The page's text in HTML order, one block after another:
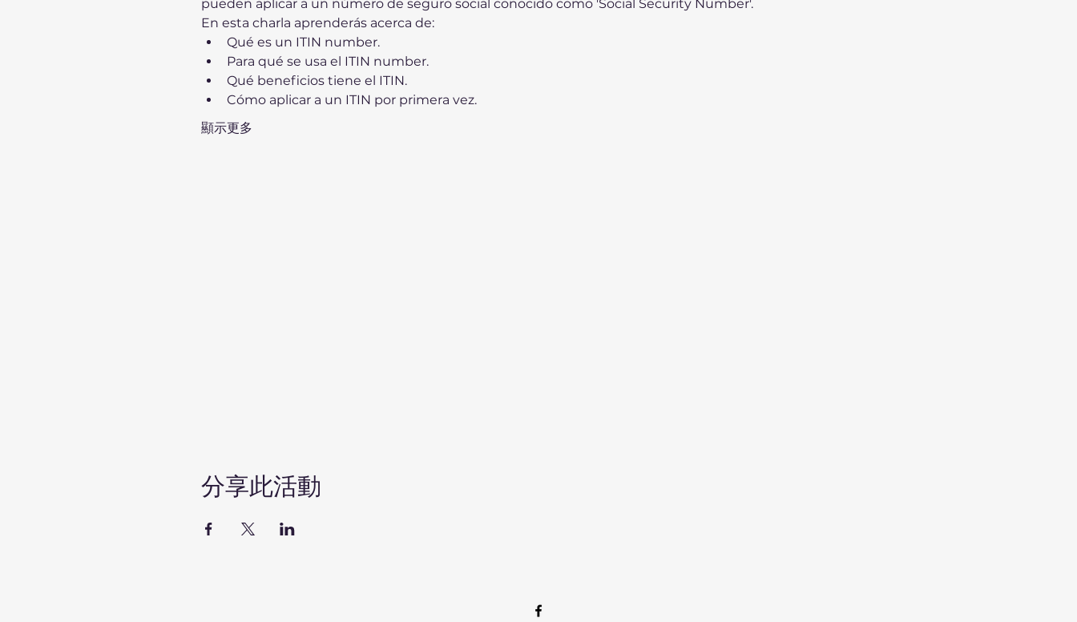
pueden aplicar a un número de seguro social conocido como 'Social Security Number'.
En esta charla aprenderás acerca de:
Qué es un ITIN number.
Para qué se usa el ITIN number.
Qué beneficios tiene el ITIN.
Cómo aplicar a un ITIN por primera vez.
顯示更多
分享此活動